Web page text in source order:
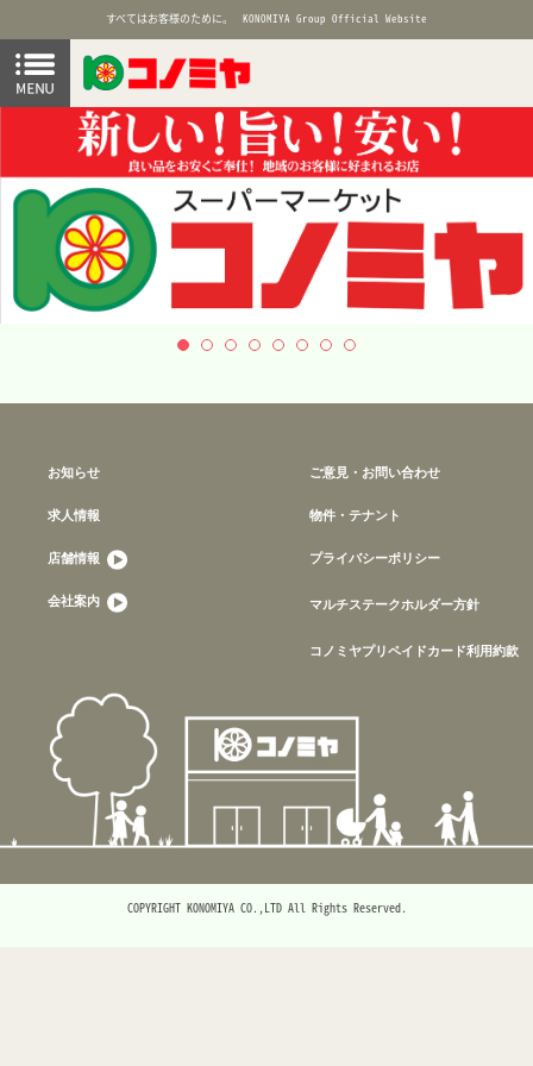
すべてはお客様のために。 KONOMIYA Group Official Website
お知らせ
求人情報
店舗情報
会社案内
ご意見・お問い合わせ
物件・テナント
プライバシーポリシー
マルチステークホルダー方針
コノミヤプリペイドカード利用約款
COPYRIGHT KONOMIYA CO.,LTD All Rights Reserved.